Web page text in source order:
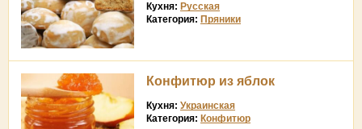
Кухня: Русская
Категория: Пряники
Конфитюр из яблок
Кухня: Украинская
Категория: Конфитюр